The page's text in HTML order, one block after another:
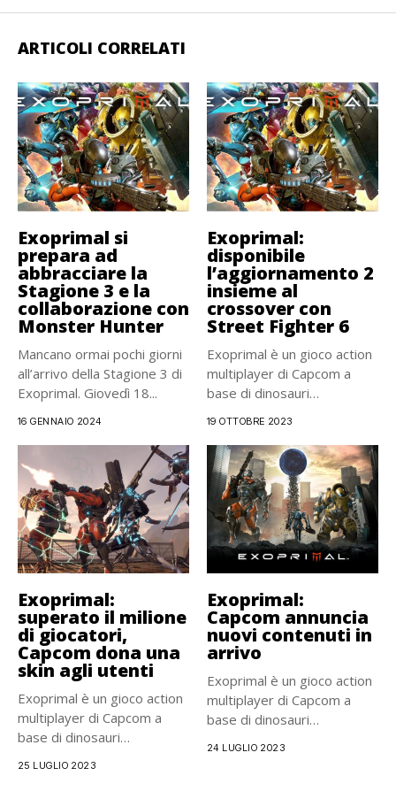
ARTICOLI CORRELATI
Exoprimal si
prepara ad
abbracciare la
Stagione 3 e la
collaborazione con
Monster Hunter
Mancano ormai pochi giorni
all’arrivo della Stagione 3 di
Exoprimal. Giovedì 18...
16 GENNAIO 2024
Exoprimal:
disponibile
l’aggiornamento 2
insieme al
crossover con
Street Fighter 6
Exoprimal è un gioco action
multiplayer di Capcom a
base di dinosauri
19 OTTOBRE 2023
Exoprimal:
superato il milione
di giocatori,
Capcom dona una
skin agli utenti
Exoprimal è un gioco action
multiplayer di Capcom a
base di dinosauri
25 LUGLIO 2023
Exoprimal:
Capcom annuncia
nuovi contenuti in
arrivo
Exoprimal è un gioco action
multiplayer di Capcom a
base di dinosauri
24 LUGLIO 2023